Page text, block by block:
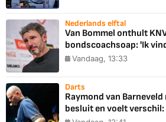
Nederlands elftal
Van Bommel onthult
bondscoachsoap: 'Ik
Vandaag, 13:33
Darts
Raymond van
besluit en voelt verschil: